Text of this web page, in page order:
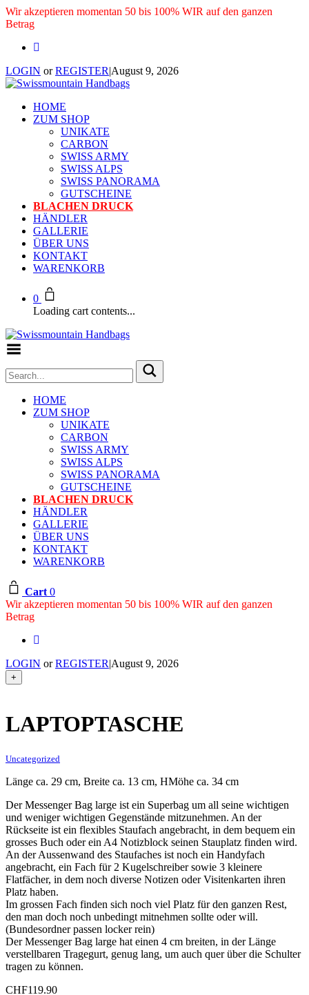
Wir akzeptieren momentan 50 bis 100% WIR auf den ganzen
Betrag
LOGIN orREGISTER|August 9, 2026
HOME
ZUM SHOP
UNIKATE
CARBON
SWISS ARMY
SWISS ALPS
SWISS PANORAMA
GUTSCHEINE
BLACHEN DRUCK
HÄNDLER
GALLERIE
ÜBER UNS
KONTAKT
WARENKORB
0
Loading cart contents...
HOME
ZUM SHOP
UNIKATE
CARBON
SWISS ARMY
SWISS ALPS
SWISS PANORAMA
GUTSCHEINE
BLACHEN DRUCK
HÄNDLER
GALLERIE
ÜBER UNS
KONTAKT
WARENKORB
Cart 0
Wir akzeptieren momentan 50 bis 100% WIR auf den ganzen
Betrag
LOGIN orREGISTER|August 9, 2026
+
LAPTOPTASCHE
Uncategorized
Länge ca. 29 cm, Breite ca. 13 cm, HMöhe ca. 34 cm
Der Messenger Bag large ist ein Superbag um all seine wichtigen
und weniger wichtigen Gegenstände mitzunehmen. An der
Rückseite ist ein flexibles Staufach angebracht, in dem bequem ein
grosses Buch oder ein A4 Notizblock seinen Stauplatz finden wird.
An der Aussenwand des Staufaches ist noch ein Handyfach
angebracht, ein Fach für 2 Kugelschreiber sowie 3 kleinere
Flatfächer, in dem noch diverse Notizen oder Visitenkarten ihren
Platz haben.
Im grossen Fach finden sich noch viel Platz für den ganzen Rest,
den man doch noch unbedingt mitnehmen sollte oder will.
(Bundesordner passen locker rein)
Der Messenger Bag large hat einen 4 cm breiten, in der Länge
verstellbaren Tragegurt, genug lang, um auch quer über die Schulter
tragen zu können.
CHF119.90